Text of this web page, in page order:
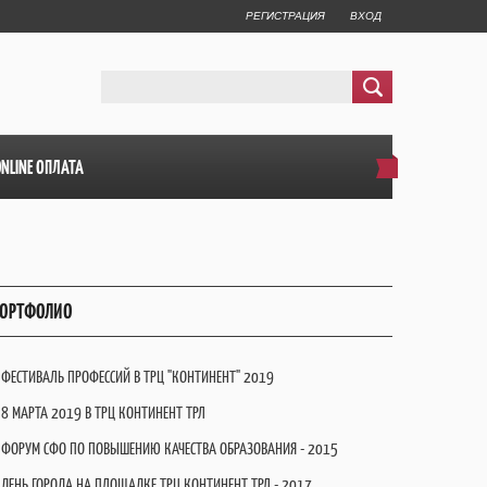
РЕГИСТРАЦИЯ ВХОД
ОПЛАТА
ФЕСТИВАЛЬ ПРОФЕССИЙ В ТРЦ "КОНТИНЕНТ" 2019
8 МАРТА 2019 В ТРЦ КОНТИНЕНТ ТРЛ
ФОРУМ СФО ПО ПОВЫШЕНИЮ КАЧЕСТВА ОБРАЗОВАНИЯ - 2015